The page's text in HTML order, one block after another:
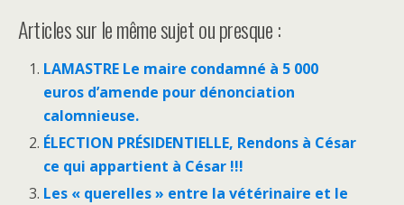
Articles sur le même sujet ou presque :
LAMASTRE Le maire condamné à 5 000
euros d’amende pour dénonciation
calomnieuse.
ÉLECTION PRÉSIDENTIELLE, Rendons à César
ce qui appartient à César !!!
Les « querelles » entre la vétérinaire et le